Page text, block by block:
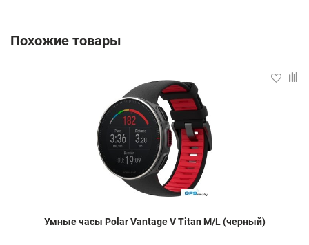
Похожие товары
Умные часы Polar Vantage V Titan M/L (черный)